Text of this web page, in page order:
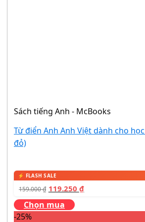
Sách tiếng Anh - McBooks
Từ điển Anh Anh Việt dành cho
đỏ)
159.000₫ 119.250 ₫
Chọn mua
-25%